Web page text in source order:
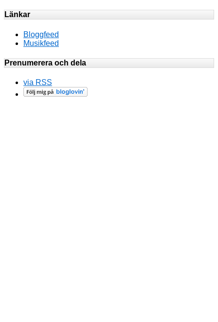
Länkar
Bloggfeed
Musikfeed
Prenumerera och dela
via RSS